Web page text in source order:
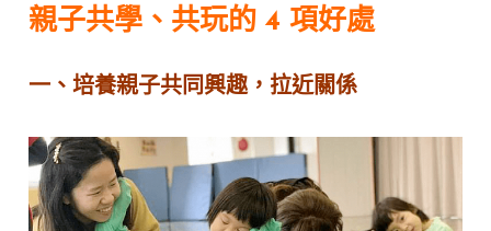
親子共學 、共玩的 4 項好處
一、培養親子共同興趣，拉近關係